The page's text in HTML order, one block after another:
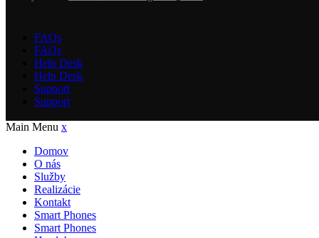
FAQs
FAQs
Help Desk
Help Desk
Support
Support
Main Menu x
Domov
O nás
Služby
Realizácie
Kontakt
Smart Phones
Smart Phones